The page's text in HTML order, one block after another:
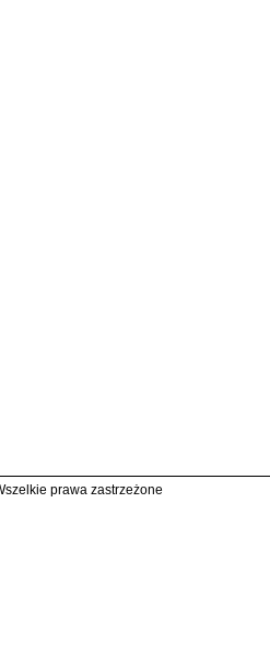
prawa zastrzeżone